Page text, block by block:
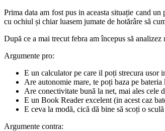
Prima data am fost pus in aceasta situație cand
cu ochiul și chiar luasem jumate de hotărâre să
După ce a mai trecut febra am începus să
Argumente pro:
E un calculator pe care il poți strecura usor
Are autonomie mare, te poți baza pe
Are conectivitate bună la net, mai ales cele
E un Book Reader excelent (in acest caz
E ceva la modă, cică dă bine să scoți o
Argumente contra: